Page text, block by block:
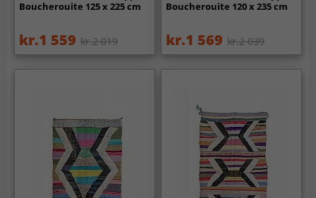
Boucherouite 125 x 225 cm
kr.1 559 kr.2 019
Boucherouite 120 x 235 cm
kr.1 569 kr.2 039